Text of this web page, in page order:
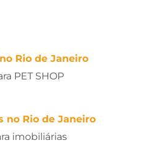
Rio de Janeiro
PET SHOP
no Rio de Janeiro
imobiliárias